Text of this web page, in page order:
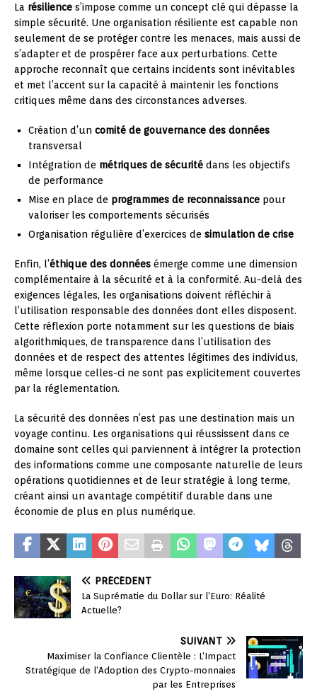
La résilience s’impose comme un concept clé qui dépasse la
simple sécurité. Une organisation résiliente est capable non
seulement de se protéger contre les menaces, mais aussi de
s’adapter et de prospérer face aux perturbations. Cette
approche reconnaît que certains incidents sont inévitables
et met l’accent sur la capacité à maintenir les fonctions
critiques même dans des circonstances adverses.
Création d’un comité de gouvernance des données
transversal
Intégration de métriques de sécurité dans les objectifs
de performance
Mise en place de programmes de reconnaissance pour
valoriser les comportements sécurisés
Organisation régulière d’exercices de simulation de crise
Enfin, l’éthique des données émerge comme une dimension
complémentaire à la sécurité et à la conformité. Au-delà des
exigences légales, les organisations doivent réfléchir à
l’utilisation responsable des données dont elles disposent.
Cette réflexion porte notamment sur les questions de biais
algorithmiques, de transparence dans l’utilisation des
données et de respect des attentes légitimes des individus,
même lorsque celles-ci ne sont pas explicitement couvertes
par la réglementation.
La sécurité des données n’est pas une destination mais un
voyage continu. Les organisations qui réussissent dans ce
domaine sont celles qui parviennent à intégrer la protection
des informations comme une composante naturelle de leurs
opérations quotidiennes et de leur stratégie à long terme,
créant ainsi un avantage compétitif durable dans une
économie de plus en plus numérique.
PRÉCÉDENT
La Suprématie du Dollar sur l’Euro: Réalité
Actuelle?
SUIVANT
Maximiser la Confiance Clientèle : L’Impact
Stratégique de l’Adoption des Crypto-monnaies
par les Entreprises